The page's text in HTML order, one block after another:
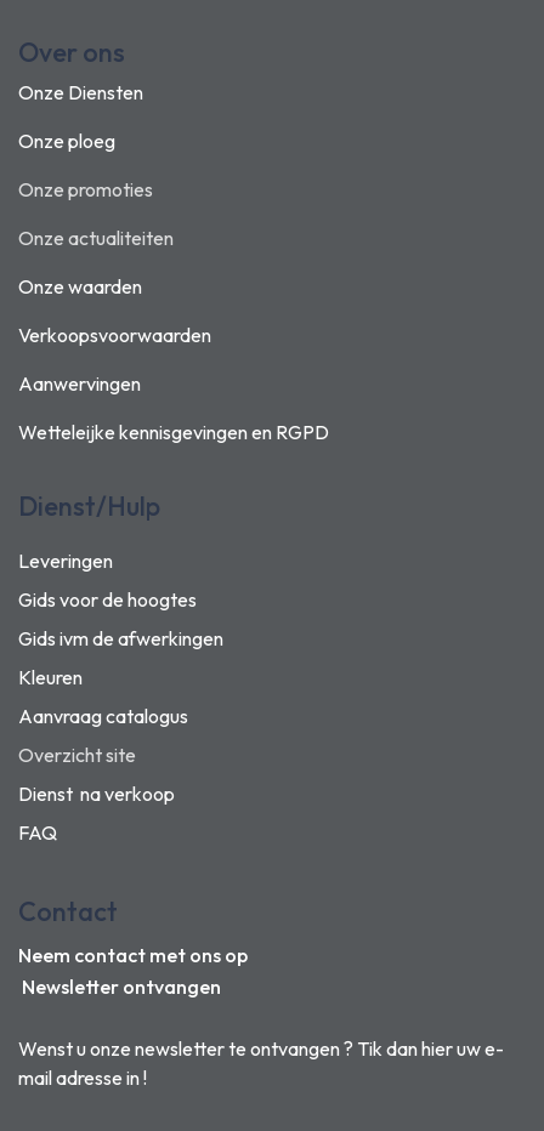
Over ons
Onze Diensten
Onze ploeg
Onze promoties
Onze actualiteiten
Onze waarden
Verkoopsvoorwaarden
Aanwervingen
Wetteleijke kennisgevingen en RGPD
Dienst/Hulp
Leveringen
Gids voor de hoogtes
Gids ivm de afwerkingen
Kleuren
Aanvraag catalogus
Overzicht site
Dienst na verkoop
FAQ
Wenst u onze newsletter te ontvangen ? Tik dan hier uw e-
mail adresse in !
Contact
Neem contact met ons op
Newsletter ontvangen